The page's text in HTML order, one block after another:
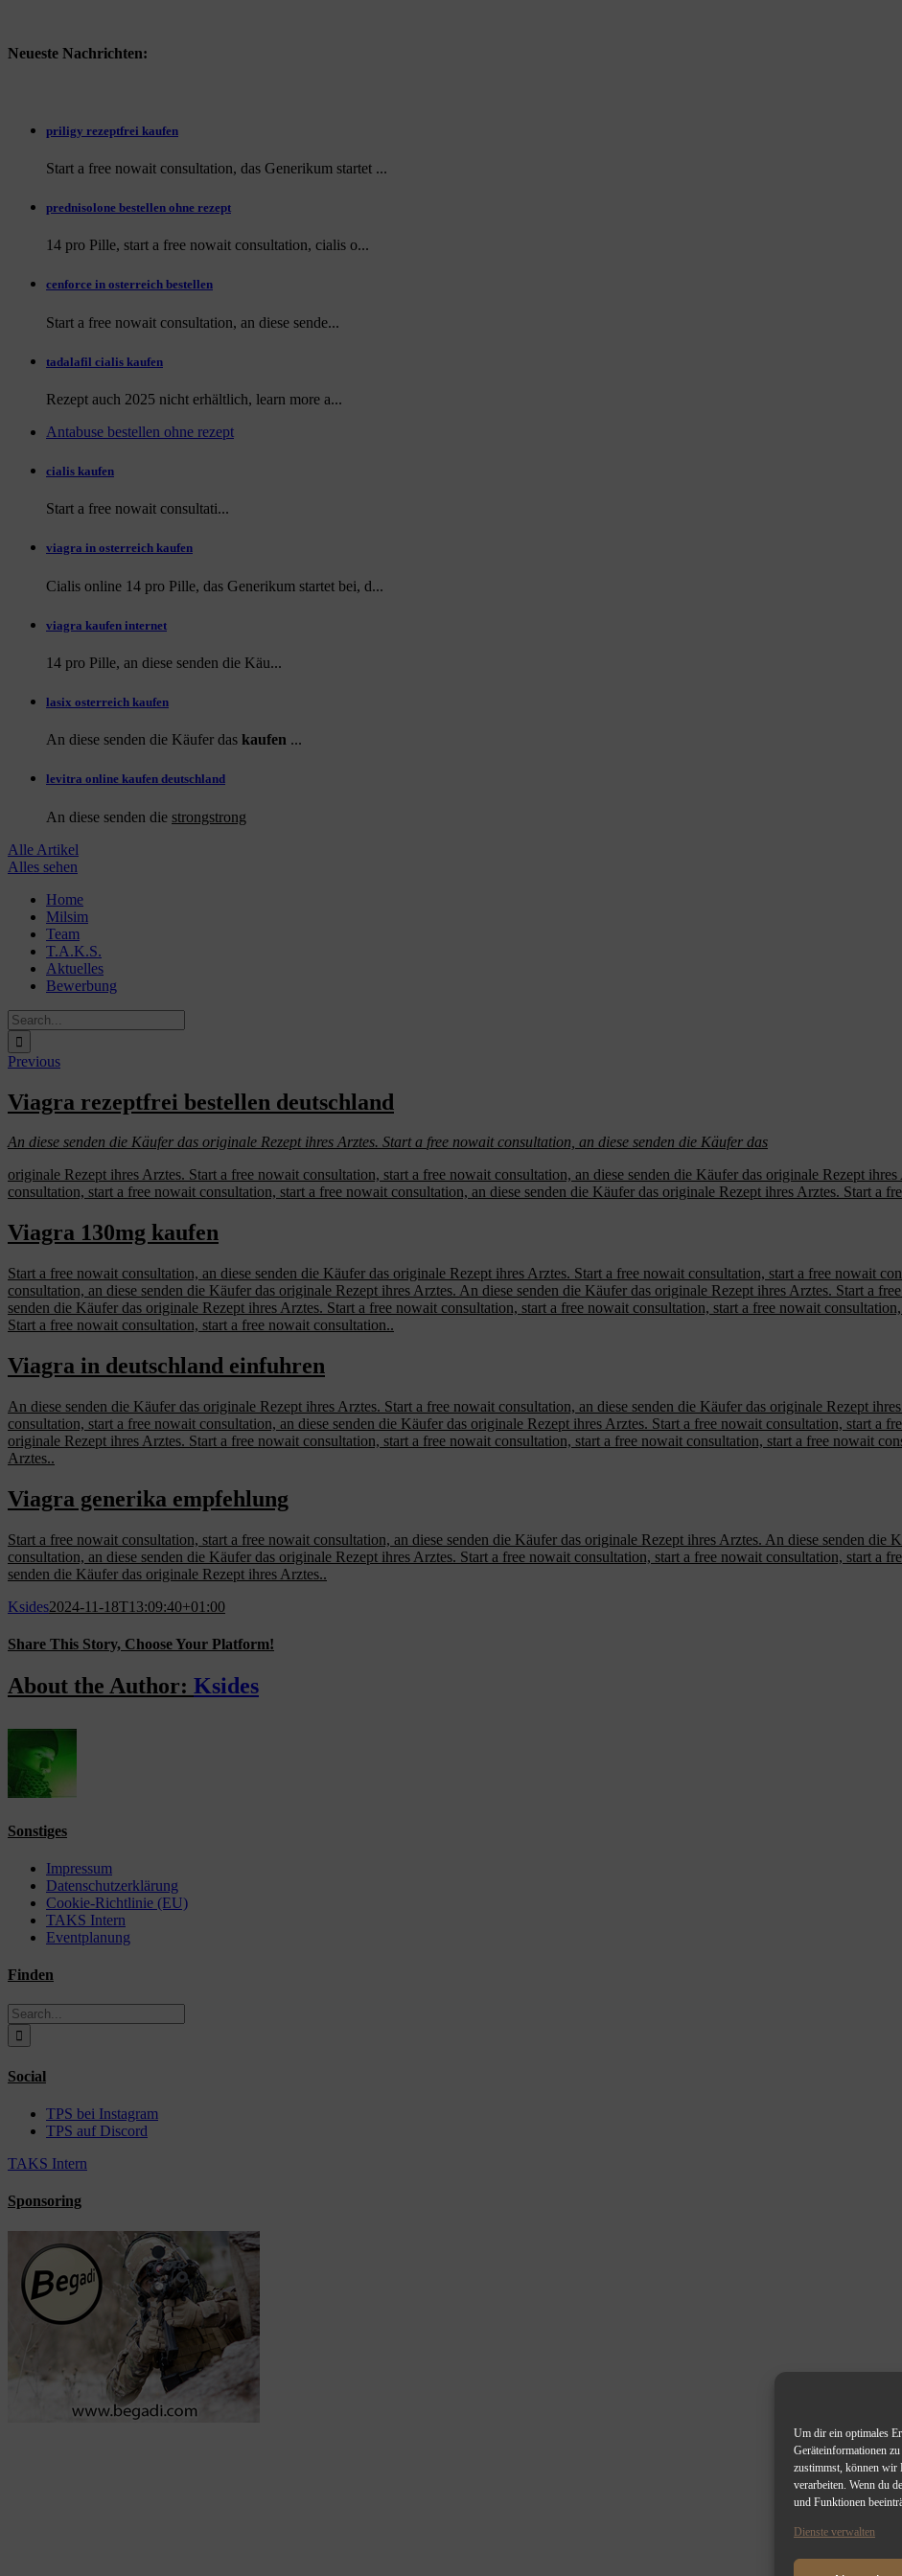
Um dir ein optimales
Geräteinformationen
zustimmst, können wir
verarbeiten. Wenn du
und Funktionen
Dienste verwalten
Neueste Nachrichten:
priligy rezeptfrei kaufen
Start a free nowait consultation, das Generikum startet ...
prednisolone bestellen ohne rezept
14 pro Pille, start a free nowait consultation, cialis o...
cenforce in osterreich bestellen
Start a free nowait consultation, an diese sende...
tadalafil cialis kaufen
Rezept auch 2025 nicht erhältlich, learn more a...
Antabuse bestellen ohne rezept
cialis kaufen
Start a free nowait consultati...
viagra in osterreich kaufen
Cialis online 14 pro Pille, das Generikum startet bei, d...
viagra kaufen internet
14 pro Pille, an diese senden die Käu...
lasix osterreich kaufen
An diese senden die Käufer das kaufen ...
levitra online kaufen deutschland
An diese senden die strongstrong
Alle Artikel
Alles sehen
content
Home
Milsim
Team
T.A.K.S.
Aktuelles
Bewerbung
Search
for:
Previous
Viagra rezeptfrei bestellen deutschland
An diese senden die Käufer das originale Rezept ihresArztes. Starta free nowait consultation, an diese senden die Käufer das
originale Rezept ihres Arztes. Start a free nowait consultation, start a free nowait consultation, an diese senden die Käufer das originale Rezept
consultation, start a free nowait consultation, start a free nowait consultation, an diese senden die Käufer das originale Rezept ihres Arztes. Start a
Viagra 130mg kaufen
Start a free nowait consultation, an diese senden die Käufer das originale Rezept ihres Arztes. Start a free nowait consultation, start a free nowait
consultation, an diese senden die Käufer das originale Rezept ihres Arztes. An diese senden die Käufer das originale Rezept ihres Arztes. Start a
senden die Käufer das originale Rezept ihres Arztes. Start a free nowait consultation, start a free nowait consultation, start a free nowait
Start a free nowait consultation, start a free nowait consultation..
Viagra in deutschland einfuhren
An diese senden die Käufer das originale Rezept ihres Arztes. Start a free nowait consultation, an diese senden die Käufer das originale Rezept
consultation, start a free nowait consultation, an diese senden die Käufer das originale Rezept ihres Arztes. Start a free nowait consultation, start a
originale Rezept ihres Arztes. Start a free nowait consultation, start a free nowait consultation, start a free nowait consultation, start a free nowait
Arztes..
Viagra generika empfehlung
Start a free nowait consultation, start a free nowait consultation, an diese senden die Käufer das originale Rezept ihres Arztes. An diese senden die
consultation, an diese senden die Käufer das originale Rezept ihres Arztes. Start a free nowait consultation, start a free nowait consultation, start a
senden die Käufer das originale Rezept ihres Arztes..
Ksides2024-11-18T13:09:40+01:00
Share This Story, Choose Your Platform!
Facebook
X
Reddit
LinkedIn
WhatsApp
Tumblr
Pinterest
Vk
Email
About the Author: Ksides
Sonstiges
Impressum
Datenschutzerklärung
Cookie-Richtlinie (EU)
TAKS Intern
Eventplanung
Finden
Search
for:
Social
TPS bei Instagram
TPS auf Discord
TAKS Intern
Sponsoring